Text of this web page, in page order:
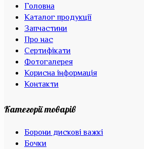
Головна
Каталог продукції
Запчастини
Про нас
Сертифікати
Фотогалерея
Корисна інформація
Контакти
Категорії товарів
Борони дискові важкі
Бочки